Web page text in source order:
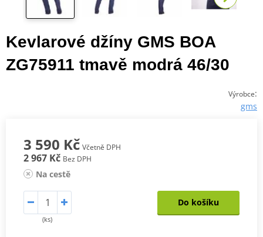
Kevlarové džíny GMS BOA
ZG75911 tmavě modrá 46/30
Výrobce:
gms
3 590 Kč Včetně DPH
2 967 Kč Bez DPH
Na cestě
(ks)
Do košíku